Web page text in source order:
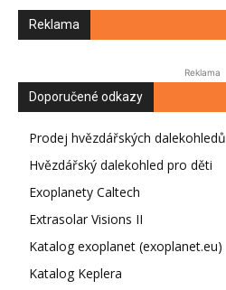
Reklama
Reklama
Doporučené odkazy
Prodej hvězdářských dalekohledů
Hvězdářský dalekohled pro děti
Exoplanety Caltech
Extrasolar Visions II
Katalog exoplanet (exoplanet.eu)
Katalog Keplera